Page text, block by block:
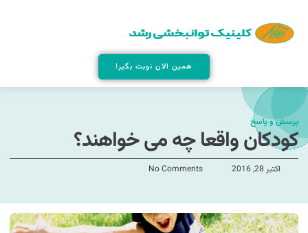
همین الان نوبت بگیر!
پرسش و پاسخ
کودکان واقعا چه می خواهند؟
اکتبر 28, 2016 No Comments